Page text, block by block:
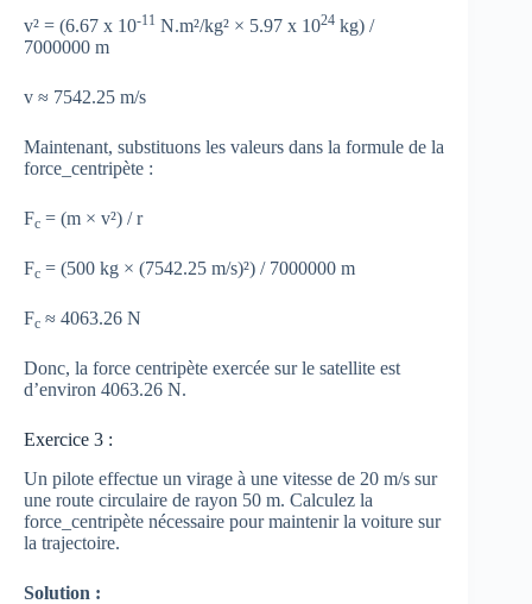
v² = (6.67 x 10-11 N.m²/kg² × 5.97 x 1024 kg) /
7000000 m
v ≈ 7542.25 m/s
Maintenant, substituons les valeurs dans la formule de la
force_centripète :
Fc = (m × v²) / r
Fc = (500 kg × (7542.25 m/s)²) / 7000000 m
Fc ≈ 4063.26 N
Donc, la force centripète exercée sur le satellite est
d’environ 4063.26 N.
Exercice 3 :
Un pilote effectue un virage à une vitesse de 20 m/s sur
une route circulaire de rayon 50 m. Calculez la
force_centripète nécessaire pour maintenir la voiture sur
la trajectoire.
Solution :